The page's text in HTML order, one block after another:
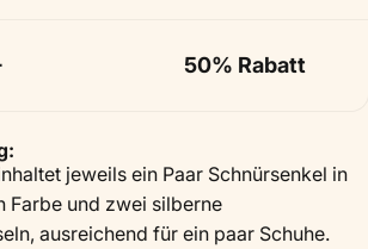
50% Rabatt
jeweils ein Paar Schnürsenkel in
Farbe und zwei silberne
ausreichend für ein paar Schuhe.